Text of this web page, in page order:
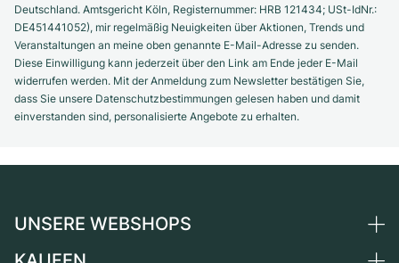
Deutschland. Amtsgericht Köln, Registernummer: HRB 121434; USt-IdNr.:
DE451441052), mir regelmäßig Neuigkeiten über Aktionen, Trends und
Veranstaltungen an meine oben genannte E-Mail-Adresse zu senden.
Diese Einwilligung kann jederzeit über den Link am Ende jeder E-Mail
widerrufen werden. Mit der Anmeldung zum Newsletter bestätigen Sie,
dass Sie unsere Datenschutzbestimmungen gelesen haben und damit
einverstanden sind, personalisierte Angebote zu erhalten.
UNSERE WEBSHOPS
Deutschland